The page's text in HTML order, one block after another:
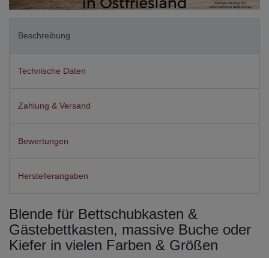
Beschreibung
Technische Daten
Zahlung & Versand
Bewertungen
Herstellerangaben
Blende für Bettschubkasten &
Gästebettkasten, massive Buche oder
Kiefer in vielen Farben & Größen